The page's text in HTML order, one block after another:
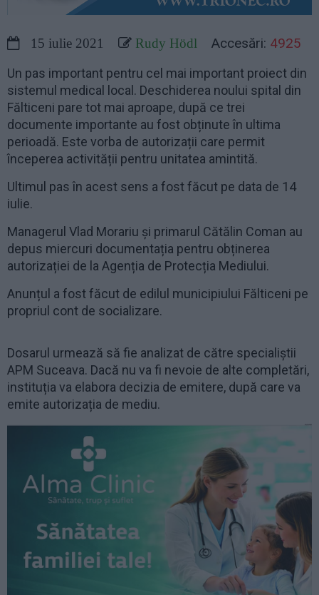
15 iulie 2021 Rudy Hödl Accesări: 4925
Un pas important pentru cel mai important proiect din
sistemul medical local. Deschiderea noului spital din
Fălticeni pare tot mai aproape, după ce trei
documente importante au fost obținute în ultima
perioadă. Este vorba de autorizații care permit
începerea activității pentru unitatea amintită.
Ultimul pas în acest sens a fost făcut pe data de 14
iulie.
Managerul Vlad Morariu și primarul Cătălin Coman au
depus miercuri documentația pentru obținerea
autorizației de la Agenția de Protecția Mediului.
Anunțul a fost făcut de edilul municipiului Fălticeni pe
propriul cont de socializare.
Dosarul urmează să fie analizat de către specialiștii
APM Suceava. Dacă nu va fi nevoie de alte completări,
instituția va elabora decizia de emitere, după care va
emite autorizația de mediu.